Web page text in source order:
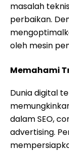
masalah
perbaikan.
oleh mesin
Memahami
Dunia digital
dalam SEO,
advertising.